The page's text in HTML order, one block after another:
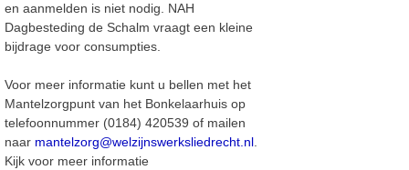
en aanmelden is niet nodig. NAH
Dagbesteding de Schalm vraagt een kleine
bijdrage voor consumpties.
Voor meer informatie kunt u bellen met het
Mantelzorgpunt van het Bonkelaarhuis op
telefoonnummer (0184) 420539 of mailen
naar mantelzorg@welzijnswerksliedrecht.nl.
Kijk voor meer informatie